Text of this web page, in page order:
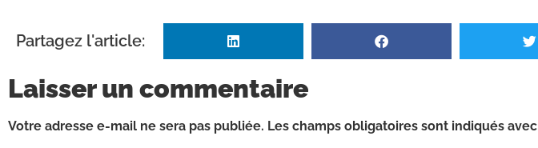
Partagez l'article:
Laisser un commentaire
Votre adresse e-mail ne sera pas publiée. Les champs obligatoires sont indiqués avec